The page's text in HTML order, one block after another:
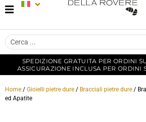
SPEDIZIONE GRATUITA PER ORDINI
ASSICURAZIONE INCLUSA PER ORDINI
Home / Gioielli pietre dure / Bracciali pietre dure /
ed Apatite